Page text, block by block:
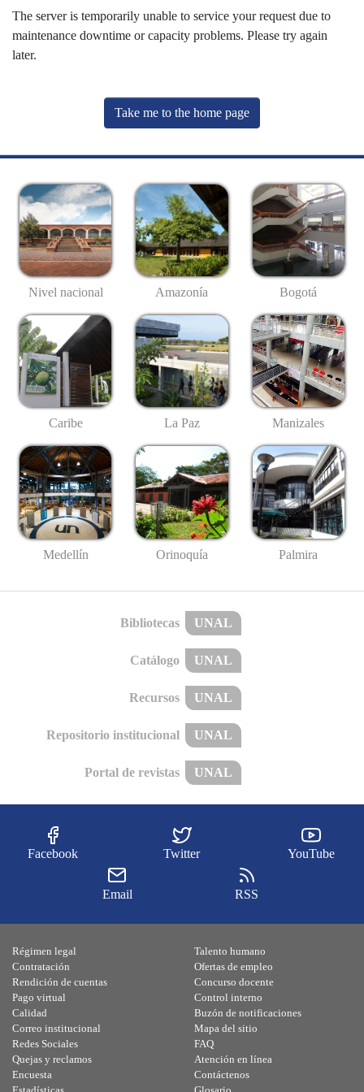
The server is temporarily unable to service your request due to
maintenance downtime or capacity problems. Please try again
later.
Take me to the home page
Nivel nacional Amazonía Bogotá
Caribe La Paz Manizales
Medellín Orinoquía Palmira
Bibliotecas UNAL
Catálogo UNAL
Recursos UNAL
Repositorio institucional UNAL
Portal de revistas UNAL
Facebook Twitter YouTube
Email RSS
Régimen legal
Contratación
Rendición de cuentas
Pago virtual
Calidad
Talento humano
Ofertas de empleo
Concurso docente
Control interno
Buzón de notificaciones
Correo institucional
Redes Sociales
Quejas y reclamos
Encuesta
Mapa del sitio
FAQ
Atención en línea
Contáctenos